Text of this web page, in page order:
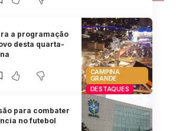
CAMPINA
GRANDE
DESTAQUES
a programação
desta quarta-
para combater
no futebol